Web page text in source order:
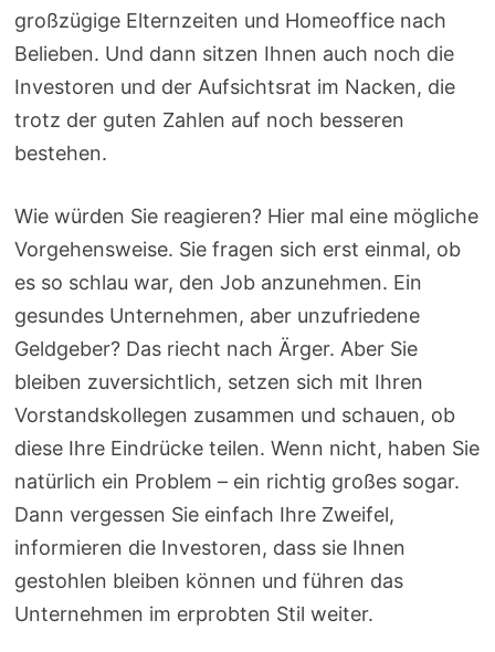
großzügige Elternzeiten und Homeoffice nach
Belieben. Und dann sitzen Ihnen auch noch die
Investoren und der Aufsichtsrat im Nacken, die
trotz der guten Zahlen auf noch besseren
bestehen.
Wie würden Sie reagieren? Hier mal eine mögliche
Vorgehensweise. Sie fragen sich erst einmal, ob
es so schlau war, den Job anzunehmen. Ein
gesundes Unternehmen, aber unzufriedene
Geldgeber? Das riecht nach Ärger. Aber Sie
bleiben zuversichtlich, setzen sich mit Ihren
Vorstandskollegen zusammen und schauen, ob
diese Ihre Eindrücke teilen. Wenn nicht, haben Sie
natürlich ein Problem – ein richtig großes sogar.
Dann vergessen Sie einfach Ihre Zweifel,
informieren die Investoren, dass sie Ihnen
gestohlen bleiben können und führen das
Unternehmen im erprobten Stil weiter.